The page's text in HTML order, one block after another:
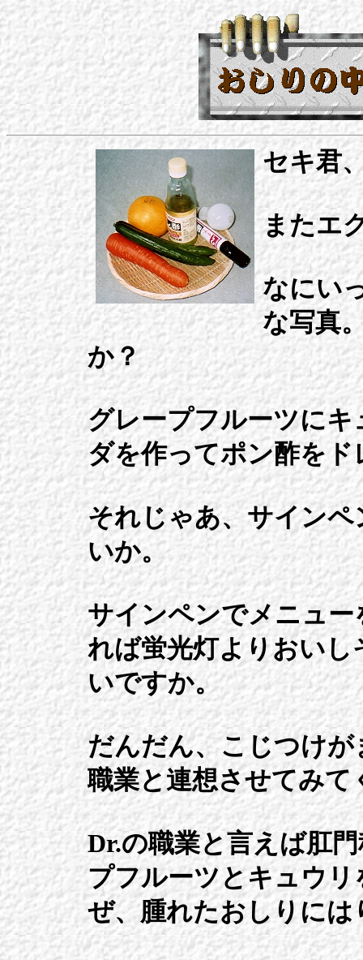
セキ君
またエ
なにい
な写真
か？
グレープフルーツに
ダを作ってポン酢を
それじゃあ、サイン
いか。
サインペンでメニュ
れば蛍光灯よりおい
いですか。
だんだん、こじつけ
職業と連想させてみて
Dr.の職業と言えば肛
プフルーツとキュウ
ぜ、腫れたおしりには